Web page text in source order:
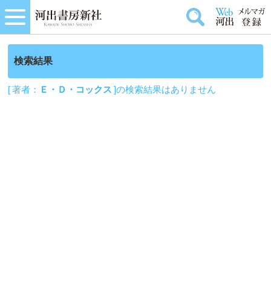
検索結果
[ 著者： Ｅ・Ｄ・コックス ]の検索結果はありません